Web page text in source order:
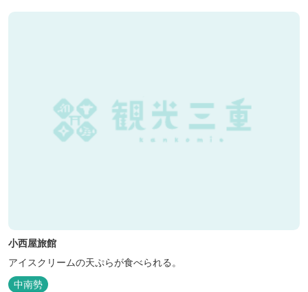
小西屋旅館
アイスクリームの天ぷらが食べられる。
中南勢